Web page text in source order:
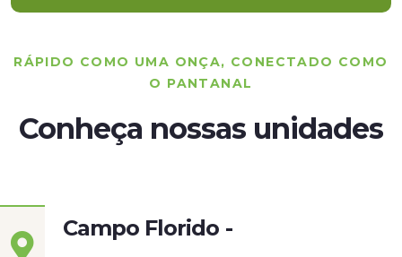
RÁPIDO COMO UMA ONÇA, CONECTADO COMO
O PANTANAL
Conheça nossas unidades
Campo Florido -